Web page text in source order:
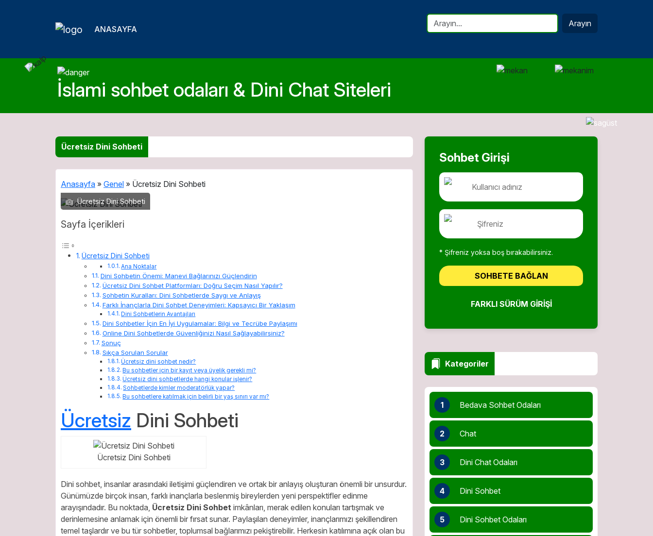
ANASAYFA
Arayın
İslami sohbet odaları & Dini Chat Siteleri
Ücretsiz Dini Sohbeti
Anasayfa » Genel » Ücretsiz Dini Sohbeti
Ücretsiz Dini Sohbeti
Sayfa İçerikleri
Ücretsiz Dini Sohbeti
Ana Noktalar
Dini Sohbetin Önemi: Manevi Bağlarınızı Güçlendirin
Ücretsiz Dini Sohbet Platformları: Doğru Seçim Nasıl Yapılır?
Sohbetin Kuralları: Dini Sohbetlerde Saygı ve Anlayış
Farklı İnançlarla Dini Sohbet Deneyimleri: Kapsayıcı Bir Yaklaşım
Dini Sohbetlerin Avantajları
Dini Sohbetler İçin En İyi Uygulamalar: Bilgi ve Tecrübe Paylaşımı
Online Dini Sohbetlerde Güvenliğinizi Nasıl Sağlayabilirsiniz?
Sonuç
Sıkça Sorulan Sorular
Ücretsiz dini sohbet nedir?
Bu sohbetler için bir kayıt veya üyelik gerekli mi?
Ücretsiz dini sohbetlerde hangi konular işlenir?
Sohbetlerde kimler moderatörlük yapar?
Bu sohbetlere katılmak için belirli bir yaş sınırı var mı?
Ücretsiz Dini Sohbeti
Ücretsiz Dini Sohbeti
Dini sohbet, insanlar arasındaki iletişimi güçlendiren ve ortak bir anlayış oluşturan önemli bir unsurdur.
Günümüzde birçok insan, farklı inançlarla beslenmiş bireylerden yeni perspektifler edinme
arayışındadır. Bu noktada, Ücretsiz Dini Sohbet imkânları, merak edilen konuları tartışmak ve
derinlemesine anlamak için önemli bir fırsat sunar. Paylaşılan deneyimler, inançlarımızı şekillendiren
temel taşlardır ve bu tür sohbetler, toplumsal bağlarımızı pekiştirebilir. Herkesin katılımına açık olan bu
Sohbet Girişi
* Şifreniz yoksa boş bırakabilirsiniz.
SOHBETE BAĞLAN
FARKLI SÜRÜM GIRIŞI
Kategoriler
1 Bedava Sohbet Odaları
2 Chat
3 Dini Chat Odaları
4 Dini Sohbet
5 Dini Sohbet Odaları